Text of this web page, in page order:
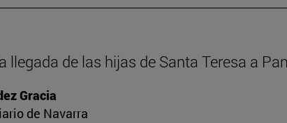
llegada de las hijas de Santa Teresa a
Gracia
de Navarra